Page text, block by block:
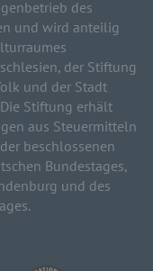
des
und wird anteilig
der Stiftung
und der Stadt
Stiftung erhält
aus Steuermitteln
beschlossenen
Bundestages,
und des